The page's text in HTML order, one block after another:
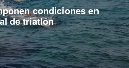
condiciones en
de triatlón